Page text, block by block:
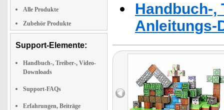
Alle Produkte
Zubehör Produkte
Support-Elemente:
Handbuch-, Treiber-, Video-
Downloads
Support-FAQs
Erfahrungen, Beiträge
Handbuch-,
Anleitungs-